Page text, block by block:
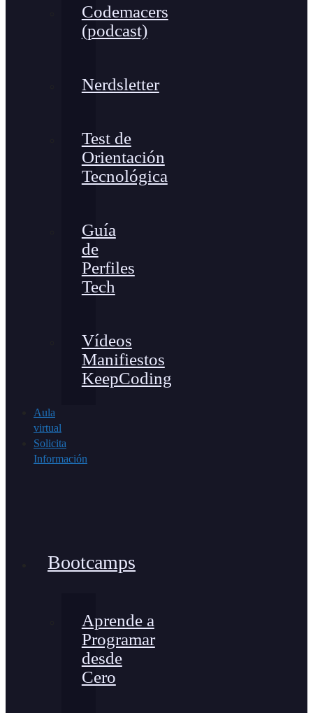
Codemacers
(podcast)
Nerdsletter
Test de
Orientación
Tecnológica
Guía
de
Perfiles
Tech
Vídeos
Manifiestos
KeepCoding
Aula
virtual
Solicita
Información
Bootcamps
Aprende a
Programar
desde
Cero